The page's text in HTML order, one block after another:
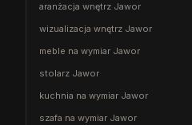
aranżacja wnętrz Jawor
wizualizacja wnętrz Jawor
meble na wymiar Jawor
stolarz Jawor
kuchnia na wymiar Jawor
szafa na wymiar Jawor